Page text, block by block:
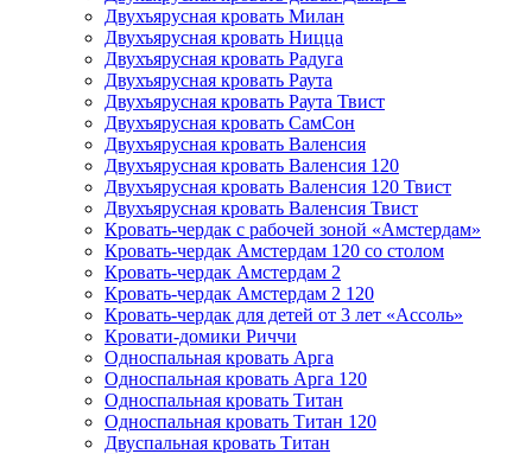
Двухъярусная кровать Милан
Двухъярусная кровать Ницца
Двухъярусная кровать Радуга
Двухъярусная кровать Раута
Двухъярусная кровать Раута Твист
Двухъярусная кровать СамСон
Двухъярусная кровать Валенсия
Двухъярусная кровать Валенсия 120
Двухъярусная кровать Валенсия 120 Твист
Двухъярусная кровать Валенсия Твист
Кровать-чердак с рабочей зоной «Амстердам»
Кровать-чердак Амстердам 120 со столом
Кровать-чердак Амстердам 2
Кровать-чердак Амстердам 2 120
Кровать-чердак для детей от 3 лет «Ассоль»
Кровати-домики Риччи
Односпальная кровать Арга
Односпальная кровать Арга 120
Односпальная кровать Титан
Односпальная кровать Титан 120
Двуспальная кровать Титан